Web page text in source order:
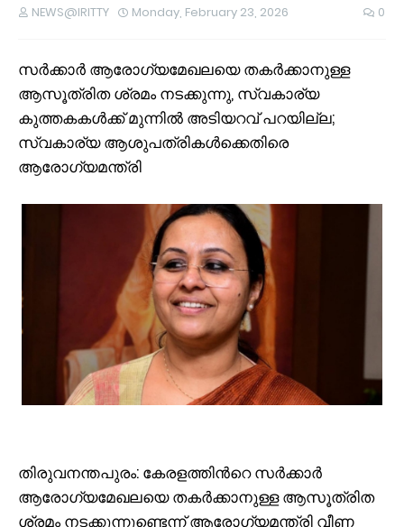
NEWS@IRITTY Monday, February 23, 2026 0
സർക്കാർ ആരോഗ്യമേഖലയെ തകർക്കാനുള്ള
ആസൂത്രിത ശ്രമം നടക്കുന്നു, സ്വകാര്യ
കുത്തകകൾക്ക്‌ മുന്നിൽ അടിയറവ് പറയില്ല;
സ്വകാര്യ ആശുപത്രികൾക്കെതിരെ
ആരോഗ്യമന്ത്രി
തിരുവനന്തപുരം: കേരളത്തിന്‍റെ സർക്കാർ
ആരോഗ്യമേഖലയെ തകർക്കാനുള്ള ആസൂത്രിത
ശ്രമം നടക്കുന്നുണ്ടെന്ന് ആരോഗ്യമന്ത്രി വീണ